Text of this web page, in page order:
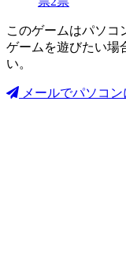
このゲームはパソコ
ゲームを遊びたい場
い。
メールでパソコ